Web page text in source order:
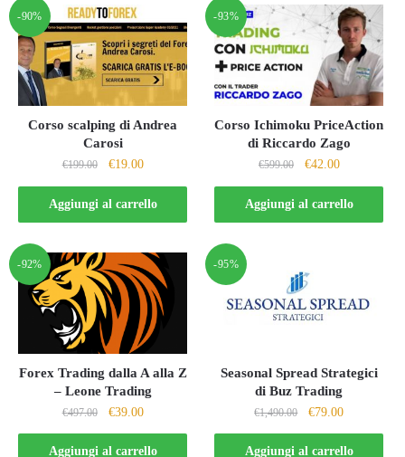
-90%
Corso scalping di Andrea
Carosi
€199.00
Il
originale
era:
€19.00Il
attuale
è:
Aggiungi al carrello
-93%
Corso Ichimoku PriceAction
di Riccardo Zago
€599.00
Il
originale
era:
€42.00Il
attuale
è:
Aggiungi al carrello
-92%
Forex Trading dalla A alla Z
– Leone Trading
€497.00
Il
prezzo
originale
€39.00Il
prezzo
attuale
Aggiungi al carrello
-95%
Seasonal Spread Strategici
di Buz Trading
€1,490.00
Il
prezzo
originale
€79.00Il
prezzo
attuale
Aggiungi al carrello